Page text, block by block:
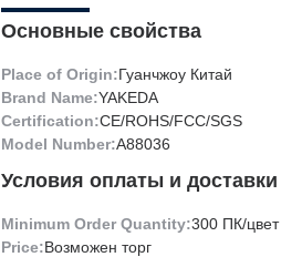
Основные свойства
Place of Origin:Гуанчжоу Китай
Brand Name:YAKEDA
Certification:CE/ROHS/FCC/SGS
Model Number:А88036
Условия оплаты и доставки
Minimum Order Quantity:300 ПК/цвет
Price:Возможен торг